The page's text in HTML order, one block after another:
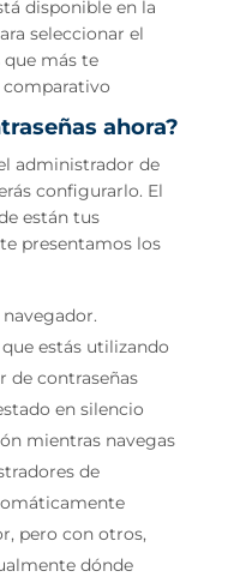
disponible en la
seleccionar el
más te
ahora?
administrador de
configurarlo. El
están tus
presentamos los
estás utilizando
de contraseñas
en silencio
mientras navegas
de
pero con otros,
dónde